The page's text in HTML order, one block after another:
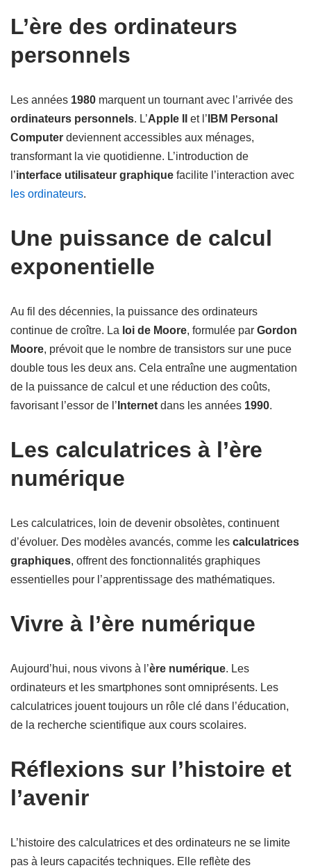
L’ère des ordinateurs
personnels
Les années 1980 marquent un tournant avec l’arrivée des
ordinateurs personnels. L’Apple II et l’ IBM Personal
Computer deviennent accessibles aux ménages,
transformant la vie quotidienne. L’introduction de
l’interface utilisateur graphique facilite l’interaction avec
les ordinateurs.
Une puissance de calcul
exponentielle
Au fil des décennies, la puissance des ordinateurs
continue de croître. La loi de Moore, formulée par Gordon
Moore, prévoit que le nombre de transistors sur une puce
double tous les deux ans. Cela entraîne une augmentation
de la puissance de calcul et une réduction des coûts,
favorisant l’essor de l’ Internet dans les années 1990.
Les calculatrices à l’ère
numérique
Les calculatrices, loin de devenir obsolètes, continuent
d’évoluer. Des modèles avancés, comme les calculatrices
graphiques, offrent des fonctionnalités graphiques
essentielles pour l’apprentissage des mathématiques.
Vivre à l’ère numérique
Aujourd’hui, nous vivons à l’ère numérique. Les
ordinateurs et les smartphones sont omniprésents. Les
calculatrices jouent toujours un rôle clé dans l’éducation,
de la recherche scientifique aux cours scolaires.
Réflexions sur l’histoire et
l’avenir
L’histoire des calculatrices et des ordinateurs ne se limite
pas à leurs capacités techniques. Elle reflète des